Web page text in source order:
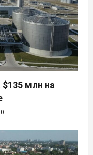
$135 млн на
0